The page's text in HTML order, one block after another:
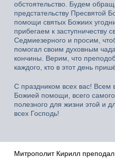
обстоятельство. Будем
предстательству Пресвятой
помощи святых Божиих
прибегаем к заступничеству
Седмиезерного и просим,
помогал своим духовным
кончины. Верим, что
каждого, кто в этот день
С праздником всех вас! Всем
Божией помощи, всего самого
полезного для жизни этой и
всех Господь!
Митрополит Кирилл